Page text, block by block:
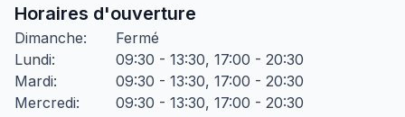
Horaires d'ouverture
Dimanche:
Fermé
Lundi:
09:30 - 13:30, 17:00 - 20:30
Mardi:
09:30 - 13:30, 17:00 - 20:30
Mercredi:
09:30 - 13:30, 17:00 - 20:30